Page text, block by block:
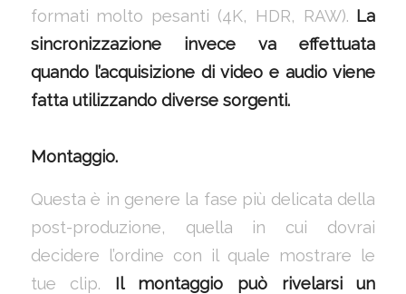
formati molto pesanti (4K, HDR, RAW). La
sincronizzazione invece va effettuata
quando l’acquisizione di video e audio viene
fatta utilizzando diverse sorgenti.
Montaggio.
Questa è in genere la fase più delicata della
post-produzione, quella in cui dovrai
decidere l’ordine con il quale mostrare le
tue clip. Il montaggio può rivelarsi un